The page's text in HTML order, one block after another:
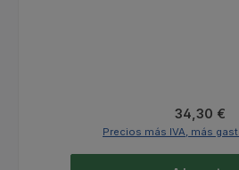
Precio
34,30 €
Precios más IVA, más